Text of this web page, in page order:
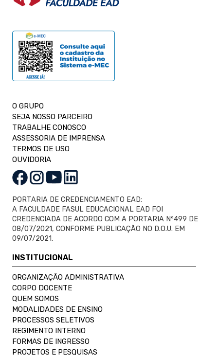
O GRUPO
SEJA NOSSO PARCEIRO
TRABALHE CONOSCO
ASSESSORIA DE IMPRENSA
TERMOS DE USO
OUVIDORIA
PORTARIA DE CREDENCIAMENTO EAD:
A FACULDADE FASUL EDUCACIONAL EAD FOI
CREDENCIADA DE ACORDO COM A PORTARIA Nº499 DE
08/07/2021, CONFORME PUBLICAÇÃO NO D.O.U. EM
09/07/2021.
INSTITUCIONAL
ORGANIZAÇÃO ADMINISTRATIVA
CORPO DOCENTE
QUEM SOMOS
MODALIDADES DE ENSINO
PROCESSOS SELETIVOS
REGIMENTO INTERNO
FORMAS DE INGRESSO
PROJETOS E PESQUISAS